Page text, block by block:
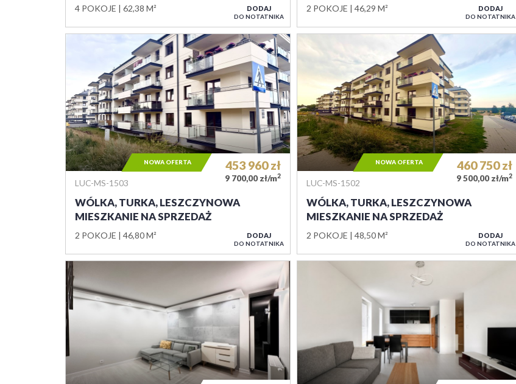
4 POKOJE 62,38 M² DODAJ
DO NOTATNIKA
2 POKOJE 46,29 M² DODAJ
DO NOTATNIKA
LUC-MS-1503
WÓLKA, TURKA, LESZCZYNOWA
MIESZKANIE NA SPRZEDAŻ
2 POKOJE 46,80 M²
453 960zł
9 700,00 zł/m2
NOWA OFERTA
DODAJ
DO NOTATNIKA
LUC-MS-1502
WÓLKA, TURKA, LESZCZYNOWA
MIESZKANIE NA SPRZEDAŻ
2 POKOJE 48,50 M²
460 750zł
9 500,00 zł/m2
NOWA OFERTA
DODAJ
DO NOTATNIKA